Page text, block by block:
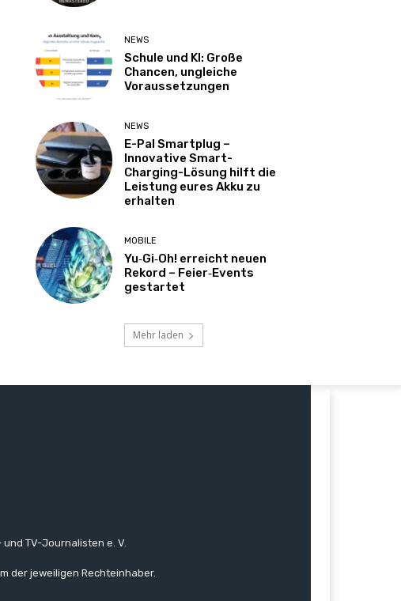
NEWS
Schule und KI: Große
Chancen, ungleiche
Voraussetzungen
NEWS
E-Pal Smartplug –
Innovative Smart-
Charging-Lösung hilft die
Leistung eures Akku zu
erhalten
MOBILE
Yu‑Gi‑Oh! erreicht neuen
Rekord – Feier‑Events
gestartet
Mehr laden
TV-Journalisten e. V.
der jeweiligen Rechteinhaber.